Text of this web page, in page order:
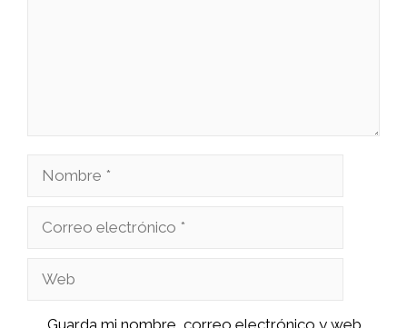
Nombre
Correo
Web